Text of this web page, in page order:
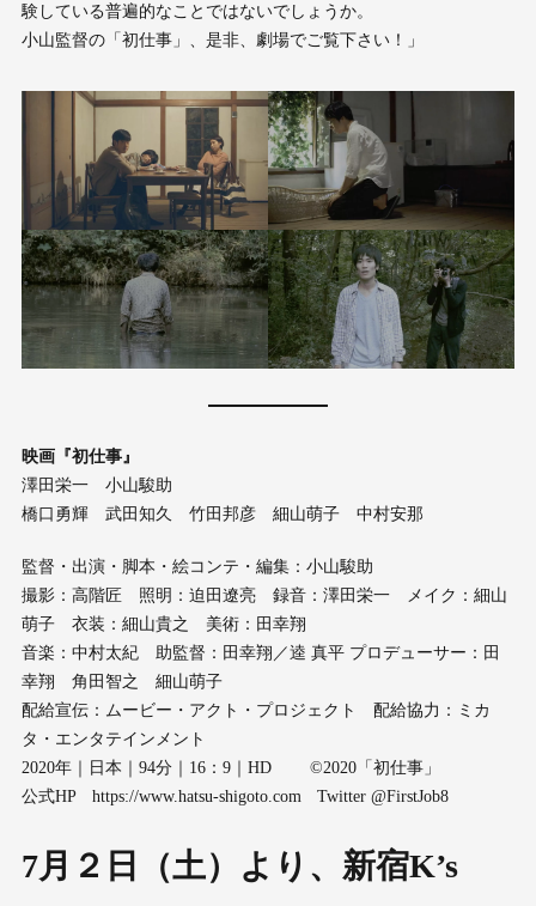
験している普遍的なことではないでしょうか。
小山監督の「初仕事」、是非、劇場でご覧下さい！」
映画『初仕事』
澤田栄一 小山駿助
橋口勇輝 武田知久 竹田邦彦 細山萌子 中村安那
監督・出演・脚本・絵コンテ・編集：小山駿助
撮影：高階匠 照明：迫田遼亮 録音：澤田栄一 メイク：細山
萌子 衣装：細山貴之 美術：田幸翔
音楽：中村太紀 助監督：田幸翔／逵 真平 プロデューサー：田
幸翔 角田智之 細山萌子
配給宣伝：ムービー・アクト・プロジェクト 配給協力：ミカ
タ・エンタテインメント
2020年｜日本｜94分｜16：9｜HD ©️2020「初仕事」
公式HP https://www.hatsu-shigoto.com Twitter @FirstJob8
7月２日（土）より、新宿K’s